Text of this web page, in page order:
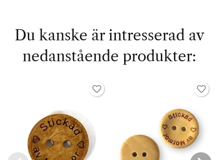
Du kanske är intresserad av
nedanstående produkter: